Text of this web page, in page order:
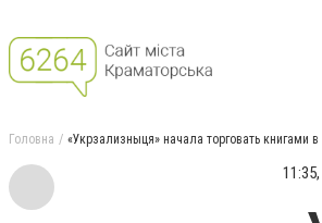
Головна «Укрзализныця» начала торговать книгами